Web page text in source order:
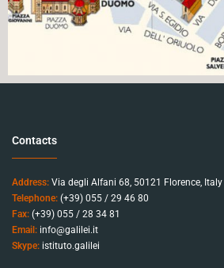
Contacts
Address: Via degli Alfani 68, 50121 Florence, Italy
Telephone: (+39) 055 / 29 46 80
Fax: (+39) 055 / 28 34 81
Email: info@galilei.it
Skype: istituto.galilei